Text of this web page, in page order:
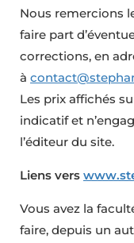
Nous remercions
faire part
corrections, en
à
Les prix affichés
indicatif et
l’éditeur du site.
Liens vers
Vous avez la
faire, depuis un